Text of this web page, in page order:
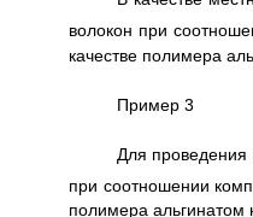
волокон при
качестве полимера
Пример 3
Для проведения
при соотношении
полимера альгинатом